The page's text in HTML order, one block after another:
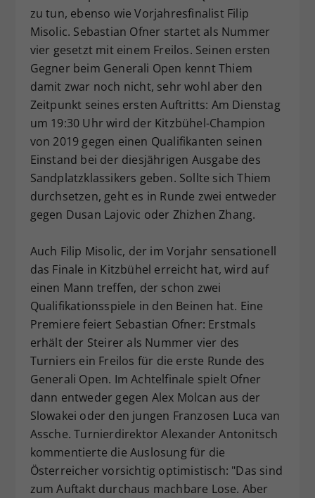
zu tun, ebenso wie Vorjahresfinalist Filip
Misolic. Sebastian Ofner startet als Nummer
vier gesetzt mit einem Freilos. Seinen ersten
Gegner beim Generali Open kennt Thiem
damit zwar noch nicht, sehr wohl aber den
Zeitpunkt seines ersten Auftritts: Am Dienstag
um 19:30 Uhr wird der Kitzbühel-Champion
von 2019 gegen einen Qualifikanten seinen
Einstand bei der diesjährigen Ausgabe des
Sandplatzklassikers geben. Sollte sich Thiem
durchsetzen, geht es in Runde zwei entweder
gegen Dusan Lajovic oder Zhizhen Zhang.
Auch Filip Misolic, der im Vorjahr sensationell
das Finale in Kitzbühel erreicht hat, wird auf
einen Mann treffen, der schon zwei
Qualifikationsspiele in den Beinen hat. Eine
Premiere feiert Sebastian Ofner: Erstmals
erhält der Steirer als Nummer vier des
Turniers ein Freilos für die erste Runde des
Generali Open. Im Achtelfinale spielt Ofner
dann entweder gegen Alex Molcan aus der
Slowakei oder den jungen Franzosen Luca van
Assche. Turnierdirektor Alexander Antonitsch
kommentierte die Auslosung für die
Österreicher vorsichtig optimistisch: "Das sind
zum Auftakt durchaus machbare Lose. Aber
Zweck
Dieser Wert speichert Ihre Consent-
Einstellungen. Unter anderem eine
zufällig generierte ID, für die
historische Speicherung Ihrer
vorgenommen Einstellungen, falls der
Webseiten-Betreiber dies eingestellt
hat.